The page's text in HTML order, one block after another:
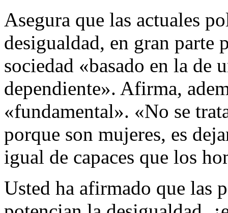
Asegura que las actuales
desigualdad, en gran parte
sociedad «basado en la de
dependiente». Afirma,
«fundamental». «No se
porque son mujeres, es
igual de capaces que los
Usted ha afirmado que las